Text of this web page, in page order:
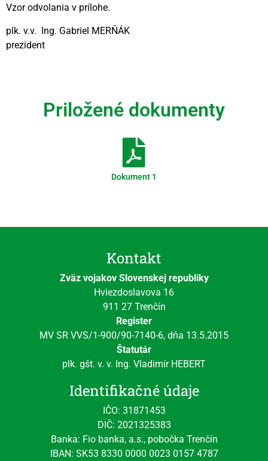
Vzor odvolania v prílohe.
plk. v.v. Ing. Gabriel MERŇÁK
prezident
Priložené dokumenty
Dokument 1
Kontakt
Zväz vojakov Slovenskej republiky
Hviezdoslavova 16
911 27 Trenčín
Register
MV SR VVS/1-900/90-7140-6, dňa 13.5.2015
Štatutár
plk. gšt. v. v. Ing. Vladimír HEBERT
Identifikačné údaje
IČO: 31871453
DIČ: 2021325383
Banka: Fio banka, a.s., pobočka Trenčín
IBAN: SK53 8330 0000 0023 0157 4787